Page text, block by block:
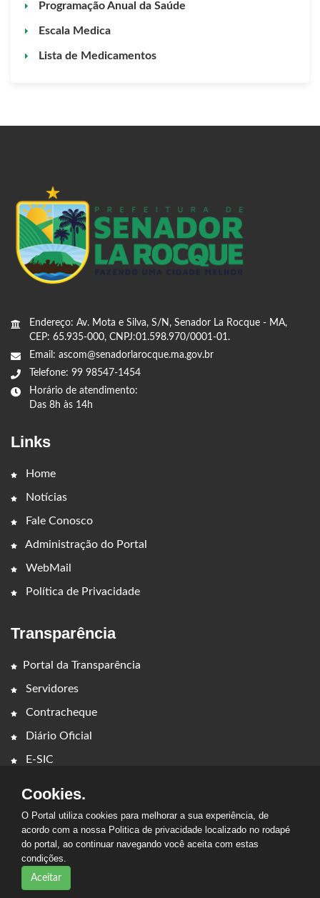
Programação Anual da Saúde
Escala Medica
Lista de Medicamentos
Endereço: Av. Mota e Silva, S/N, Senador La Rocque - MA,
CEP: 65.935-000, CNPJ:01.598.970/0001-01.
Email: ascom@senadorlarocque.ma.gov.br
Telefone: 99 98547-1454
Horário de atendimento:
Das 8h às 14h
Links
Home
Notícias
Fale Conosco
Administração do Portal
WebMail
Política de Privacidade
Transparência
Portal da Transparência
Servidores
Contracheque
Diário Oficial
E-SIC
Cookies.
O Portal utiliza cookies para melhorar a sua experiência, de
acordo com a nossa Politica de privacidade localizado no rodapé
do portal, ao continuar navegando você aceita com estas
condições.
Aceitar
2026 - PREFEITURA MUNICIPAL SENADOR LA ROCQUE. Todos os
direitos reservados.